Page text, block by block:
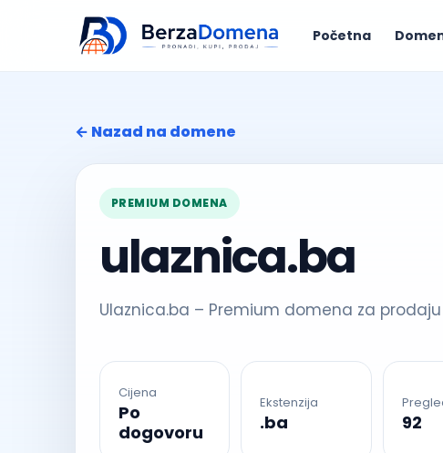
Početna
← Nazad na domene
PREMIUM DOMENA
ulaznica.ba
Ulaznica.ba – Premium domena za
Cijena
Po
dogovoru
Ekstenzija
.ba 92